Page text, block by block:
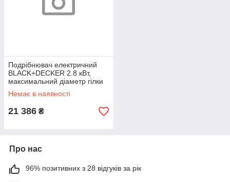
Подрібнювач електричний
BLACK+DECKER 2.8 кВт,
максимальний діаметр гілки
45 мм, фреза, травозбірник
Немає в наявності
21 386 ₴
Про нас
96% позитивних з 28 відгуків за рік